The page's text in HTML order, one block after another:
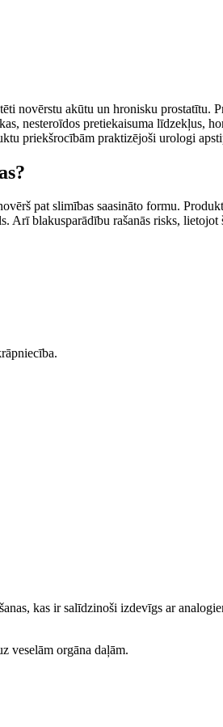
novērstu akūtu un hronisku prostatītu.
nesteroīdos pretiekaisuma līdzekļus,
priekšrocībām praktizējoši urologi
pat slimības saasināto formu.
Arī blakusparādību rašanās risks,
kas ir salīdzinoši izdevīgs ar
veselām orgāna daļām.